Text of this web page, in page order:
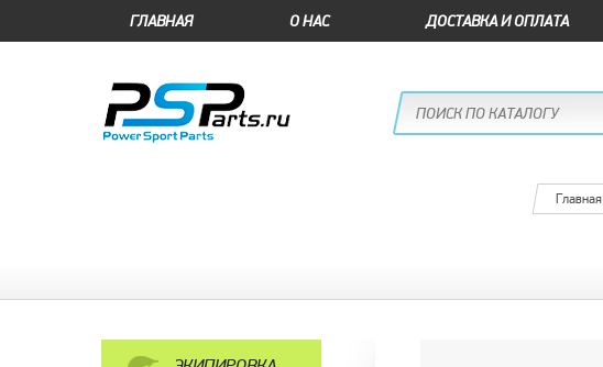
ГЛАВНАЯ О НАС ДОСТАВКА И ОПЛАТА
Главная